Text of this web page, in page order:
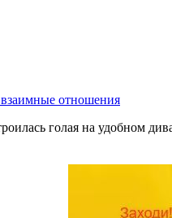
отношения
голая на удобном